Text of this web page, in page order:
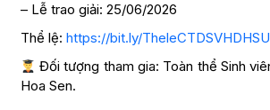
– Lễ trao giải: 25/06/2026
Thể lệ: https://bit.ly/
Đối tượng tham gia: Toàn thể Sinh
Hoa Sen.